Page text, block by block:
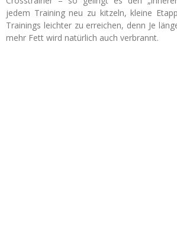
jedem Training neu zu kitzeln, kleine
Trainings leichter zu erreichen, denn Je
mehr Fett wird natürlich auch verbrannt.